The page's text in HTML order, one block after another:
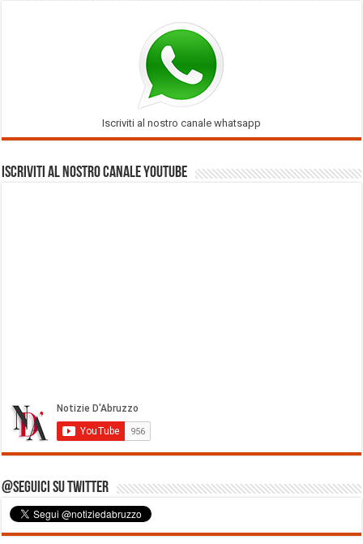
Iscriviti al nostro canale whatsapp
Iscriviti al nostro Canale Youtube
@Seguici su Twitter